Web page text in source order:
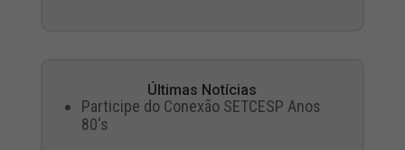
Últimas Notícias
Participe do Conexão SETCESP Anos
80's